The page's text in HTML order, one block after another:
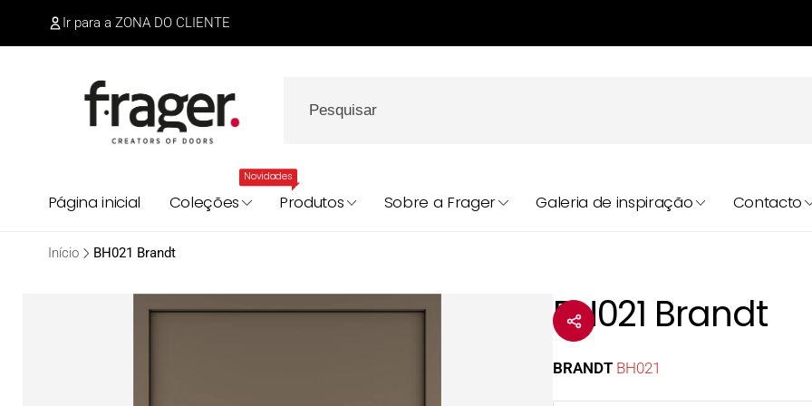
Ir para a ZONA DO CLIENTE
Página inicial Coleções
Novidades
Produtos Sobre a Frager Galeria de inspiração Contacto
Início
BH021 Brandt
BH021 Brandt
BRANDT BH021